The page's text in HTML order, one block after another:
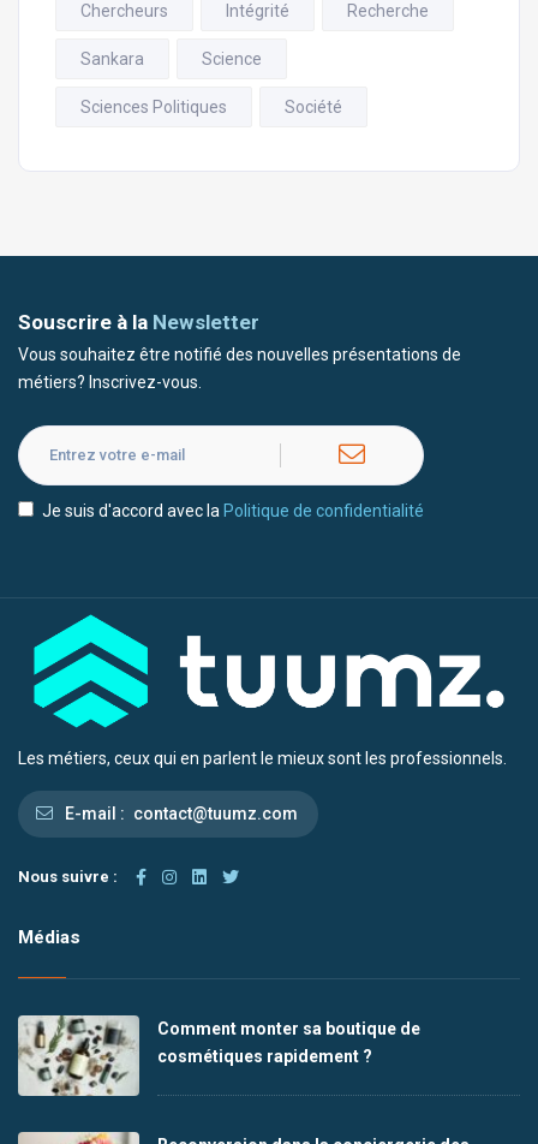
Chercheurs Intégrité Recherche
Sankara Science
Sciences Politiques Société
Souscrire à la Newsletter
Vous souhaitez être notifié des nouvelles présentations de
métiers? Inscrivez-vous.
Je suis d'accord avec la Politique de confidentialité
Les métiers, ceux qui en parlent le mieux sont les professionnels.
E-mail : contact@tuumz.com
Nous suivre :
Médias
Comment monter sa boutique de
cosmétiques rapidement ?